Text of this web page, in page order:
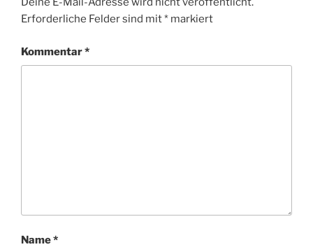
Erforderliche Felder sind mit* markiert
Kommentar*
Name*